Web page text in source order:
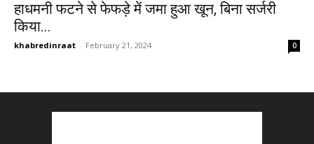
हाधमनी फटने से फेफड़े में जमा हुआ खून, बिना सर्जरी
किया...
khabredinraat - February 21, 2024 0